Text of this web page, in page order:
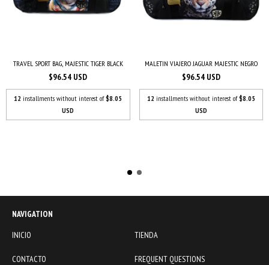
TRAVEL SPORT BAG, MAJESTIC TIGER BLACK
$96.54 USD
12 installments without interest of$8.05
USD
MALETIN VIAJERO JAGUAR MAJESTIC NEGRO
$96.54 USD
12 installments without interest of$8.05
USD
NAVIGATION
INICIO
TIENDA
CONTACTO FREQUENT QUESTIONS